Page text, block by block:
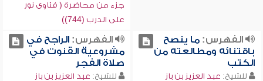
جزء من محاضرة ( فتاوى نور
على الدرب (744))
الفهرس:ما ينصح
باقتنائه ومطالعته من
الكتب
للشيخ: عبد العزيز بن باز
الفهرس:الراجح في
مشروعية القنوت في
صلاة الفجر
للشيخ: عبد العزيز بن باز